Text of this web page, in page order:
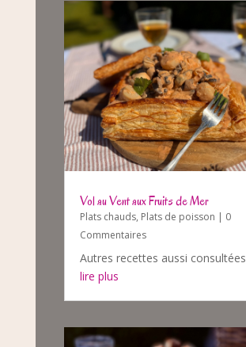
Vol au Vent aux Fruits de Mer
Plats chauds, Plats de poisson | 0
Commentaires
Autres recettes aussi consultées
lire plus